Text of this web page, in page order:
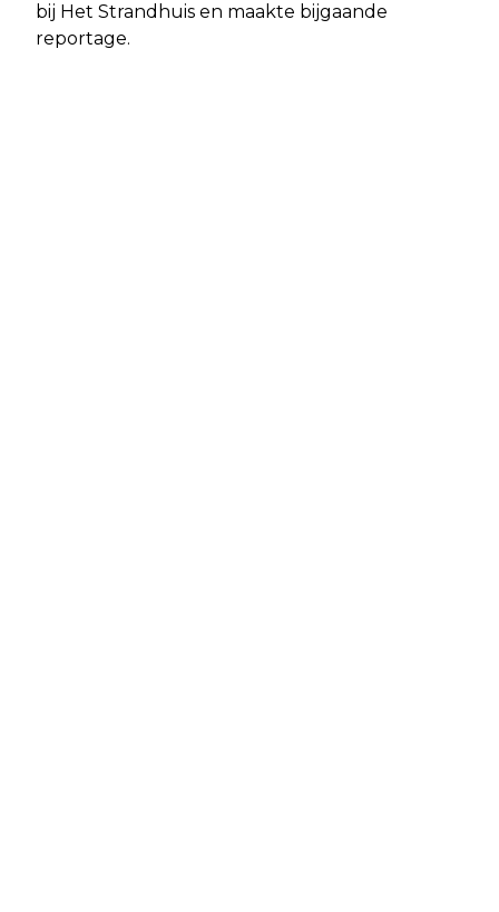
bij Het Strandhuis en maakte bijgaande
reportage.